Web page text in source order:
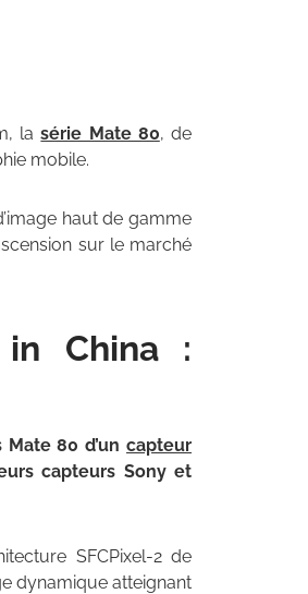
lasérie Mate 80, de
mobile.
haut de gamme
sur le marché
China :
Mate 80 d’uncapteur
capteurs Sony et
SFCPixel-2 de
dynamique atteignant